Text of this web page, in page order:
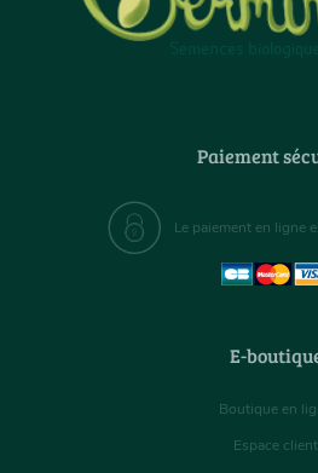
Paiement
Le paiement en ligne
E-
Boutique en
Espace client